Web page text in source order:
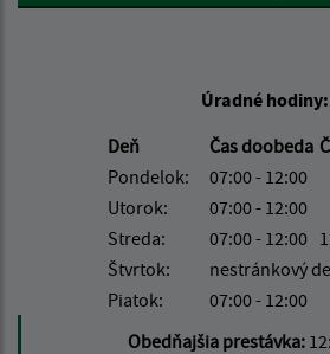
Úradné hodiny:
Deň
Čas doobeda
Pondelok:
07:00 - 12:00
Utorok:
07:00 - 12:00
Streda:
07:00 - 12:00
Štvrtok:
nestránkový
Piatok:
07:00 - 12:00
Obedňajšia prestávka: